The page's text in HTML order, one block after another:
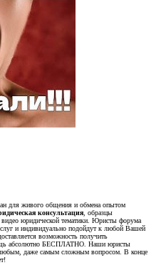
для живого общения и обмена опытом
консультация, образцы
юридической тематики. Юристы форума
и индивидуально подойдут к любой Вашей
возможность получить
абсолютно БЕСПЛАТНО. Наши юристы
любым, даже самым сложным вопросом. В конце